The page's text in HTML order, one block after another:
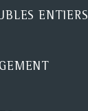
ENTIERS